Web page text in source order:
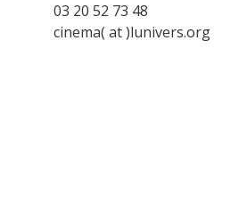
03 20 52 73 48
cinema( at )lunivers.org